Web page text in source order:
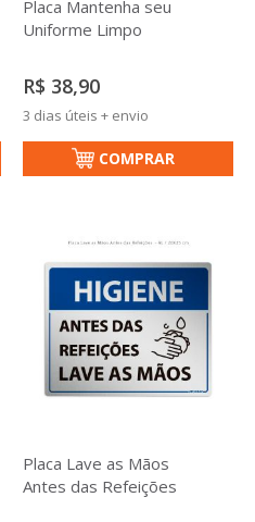
Placa Mantenha seu
Uniforme Limpo
R$ 38,90
3 dias úteis + envio
COMPRAR
Placa Lave as Mãos
Antes das Refeições